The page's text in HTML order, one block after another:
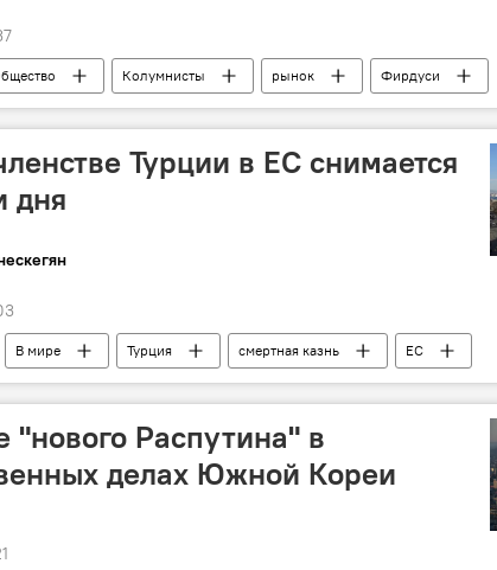
Колумнисты рынок Фирдуси
Турции в ЕС снимается
дня
В мире Турция смертная казнь ЕС
"нового Распутина" в
делах Южной Кореи